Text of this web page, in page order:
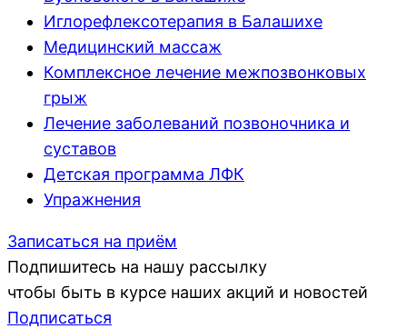
Иглорефлексотерапия в Балашихе
Медицинский массаж
Комплексное лечение межпозвонковых
грыж
Лечение заболеваний позвоночника и
суставов
Детская программа ЛФК
Упражнения
Записаться на приём
Подпишитесь на нашу рассылку
чтобы быть в курсе наших акций и новостей
Подписаться